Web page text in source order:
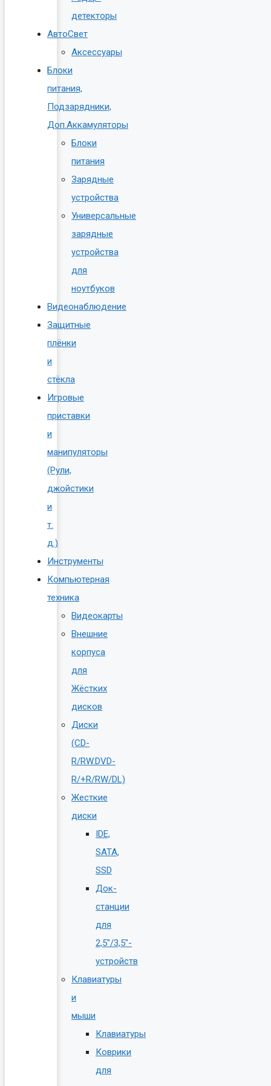
детекторы
АвтоСвет
Аксессуары
Блоки
питания,
Подзарядники,
Доп.Аккамуляторы
Блоки
питания
Зарядные
устройства
Универсальные
зарядные
устройства
для
ноутбуков
Видеонаблюдение
Защитные
плёнки
и
стёкла
Игровые
приставки
и
манипуляторы
(Рули,
джойстики
и
т.
д.)
Инструменты
Компьютерная
техника
Видеокарты
Внешние
корпуса
для
Жёстких
дисков
Диски
(CD-
R/RW.DVD-
R/+R/RW/DL)
Жесткие
диски
IDE,
SATA,
SSD
Док-
станции
для
2,5″/3,5″-
устройств
Клавиатуры
и
мыши
Клавиатуры
Коврики
для